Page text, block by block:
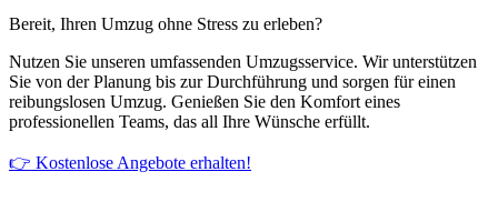
Bereit, Ihren Umzug ohne Stress zu erleben?
Nutzen Sie unseren umfassenden Umzugsservice. Wir unterstützen
Sie von der Planung bis zur Durchführung und sorgen für einen
reibungslosen Umzug. Genießen Sie den Komfort eines
professionellen Teams, das all Ihre Wünsche erfüllt.
👉 Kostenlose Angebote erhalten!